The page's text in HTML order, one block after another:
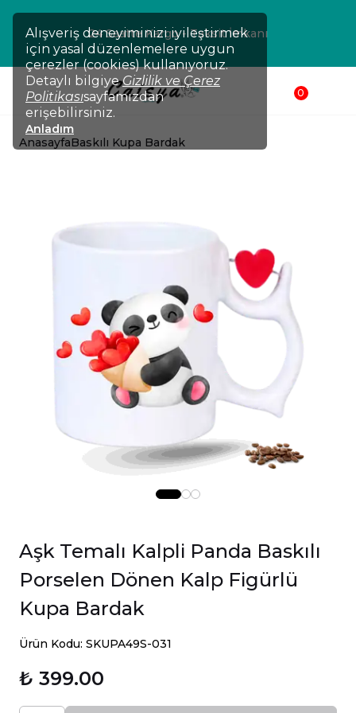
Alışveriş deneyiminizi iyileştirmek
için yasal düzenlemelere uygun
çerezler (cookies) kullanıyoruz.
Detaylı bilgiye Gizlilik ve Çerez
Politikasısayfamızdan
erişebilirsiniz.
Anladım
24 Saatte Kargo - Taksit İmkanı
0
AnasayfaBaskılı Kupa Bardak
Aşk Temalı Kalpli Panda Baskılı
Porselen Dönen Kalp Figürlü
Kupa Bardak
Ürün Kodu: SKUPA49S-031
₺ 399.00